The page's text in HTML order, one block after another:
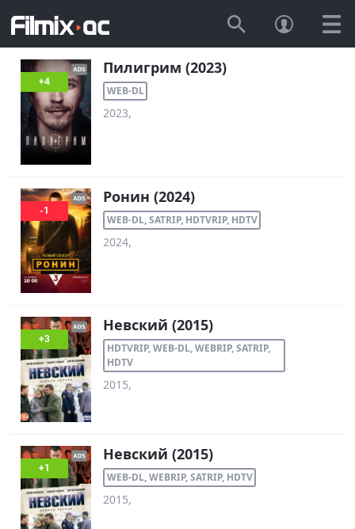
+4
Пилигрим (2023)
WEB-DL
2023,
-1
Ронин (2024)
WEB-DL, SATRIP, HDTVRIP, HDTV
2024,
+3
Невский (2015)
HDTVRIP, WEB-DL, WEBRIP, SATRIP,
HDTV
2015,
+1
Невский (2015)
WEB-DL, WEBRIP, SATRIP, HDTV
2015,